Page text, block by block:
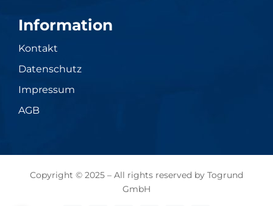
Information
Kontakt
Datenschutz
Impressum
AGB
Copyright © 2025 – All rights reserved by Togrund
GmbH